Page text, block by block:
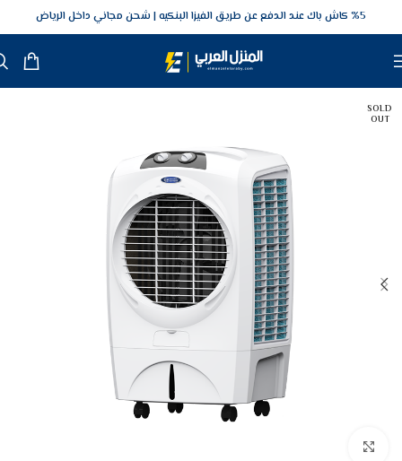
5‎% كاش باك عند الدفع عن طريق الفيزا البنكيه شحن مجاني داخل الرياض
SOLD
OUT